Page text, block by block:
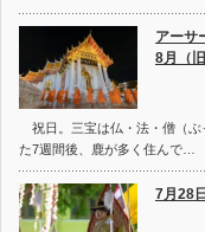
アーサ
8月（
祝日。三宝は仏・法・僧（ぶ
た7週間後、鹿が多く住んで…
7月28